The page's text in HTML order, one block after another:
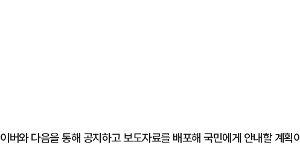
버와 다음을 통해 공지하고 보도자료를 배포해 국민에게 안내할 계획이